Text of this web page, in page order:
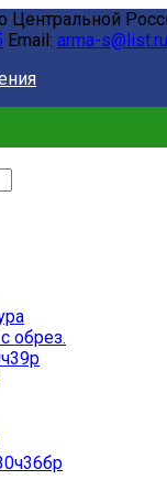
Центральной
Email: arma-s@list.ru
обрез.